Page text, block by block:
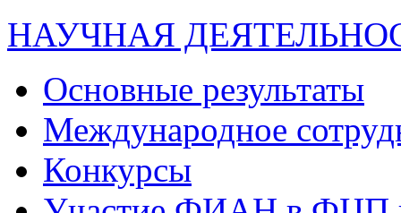
НАУЧНАЯ
Основные результаты
Международное
Конкурсы